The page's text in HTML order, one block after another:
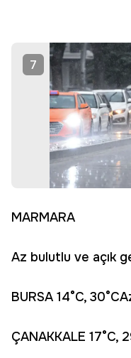
7
MARMARA
Az bulutlu ve açık
BURSA 14°C,
ÇANAKKALE 17°C,